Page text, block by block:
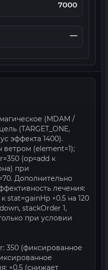
7000
—
(MDAM /
(TARGET_ONE,
эффекта 1400).
(element=1);
(op=add к
при
Дополнительно
лечения:
stat=gainHp ×0.5 на 120
stackOrder 1,
при условии
350 (фиксированное
×0.5 (снижает